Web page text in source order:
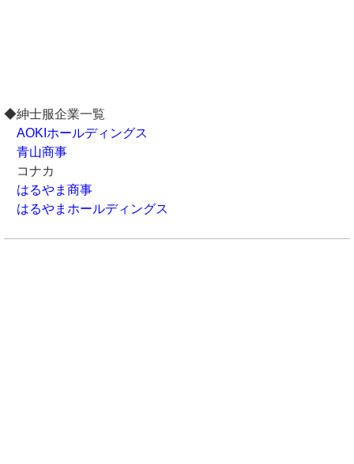
◆紳士服企業一覧
AOKIホールディングス
青山商事
コナカ
はるやま商事
はるやまホールディングス